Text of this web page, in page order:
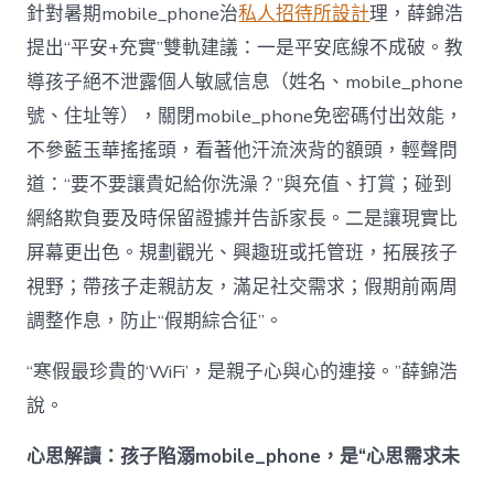
針對暑期mobile_phone治私人招待所設計理，薛錦浩
提出“平安+充實”雙軌建議：一是平安底線不成破。教
導孩子絕不泄露個人敏感信息（姓名、mobile_phone
號、住址等），關閉mobile_phone免密碼付出效能，
不參藍玉華搖搖頭，看著他汗流浹背的額頭，輕聲問
道：“要不要讓貴妃給你洗澡？”與充值、打賞；碰到
網絡欺負要及時保留證據并告訴家長。二是讓現實比
屏幕更出色。規劃觀光、興趣班或托管班，拓展孩子
視野；帶孩子走親訪友，滿足社交需求；假期前兩周
調整作息，防止“假期綜合征”。
“寒假最珍貴的‘WiFi’，是親子心與心的連接。”薛錦浩
說。
心思解讀：孩子陷溺mobile_phone，是“心思需求未